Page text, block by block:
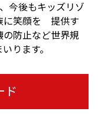
今後もキッズリゾ
に笑顔を 提供す
防止など世界規
ります。
ド